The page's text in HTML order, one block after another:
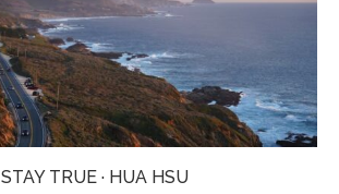
STAY TRUE · HUA HSU